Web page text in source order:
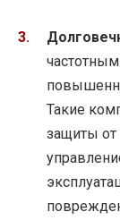
Такие
защиты от